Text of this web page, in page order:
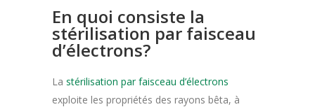
En quoi consiste la
stérilisation par faisceau
d’électrons?
La stérilisation par faisceau d’électrons
exploite les propriétés des rayons bêta, à